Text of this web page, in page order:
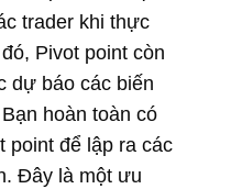
trader khi thực
Pivot point còn
dự báo các biến
hoàn toàn có
point để lập ra các
Đây là một ưu